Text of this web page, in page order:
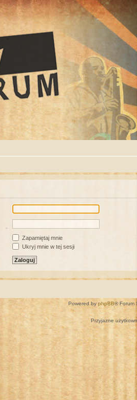
Zapamiętaj mnie
Ukryj mnie w tej sesji
Powered by phpBB® Forum
Przyjazne